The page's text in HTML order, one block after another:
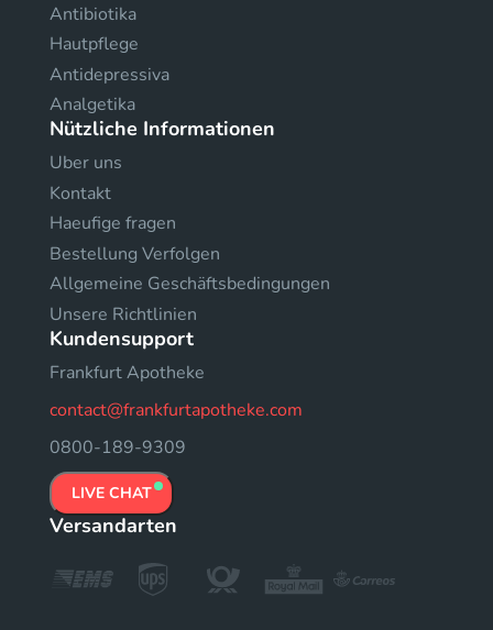
Antibiotika
Hautpflege
Antidepressiva
Analgetika
Nützliche Informationen
Uber uns
Kontakt
Haeufige fragen
Bestellung Verfolgen
Allgemeine Geschäftsbedingungen
Unsere Richtlinien
Kundensupport
Frankfurt Apotheke
contact@frankfurtapotheke.com
0800-189-9309
LIVE CHAT
Versandarten